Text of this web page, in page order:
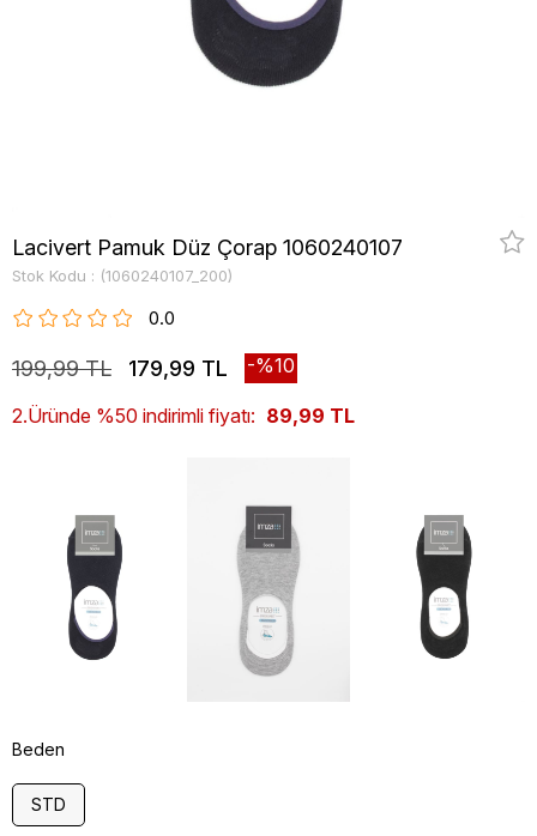
Lacivert Pamuk Düz Çorap 1060240107
Stok Kodu (1060240107_200)
0.0
199,99 TL 179,99 TL 10
2.Üründe %50 indirimli fiyatı: 89,99 TL
Beden
STD